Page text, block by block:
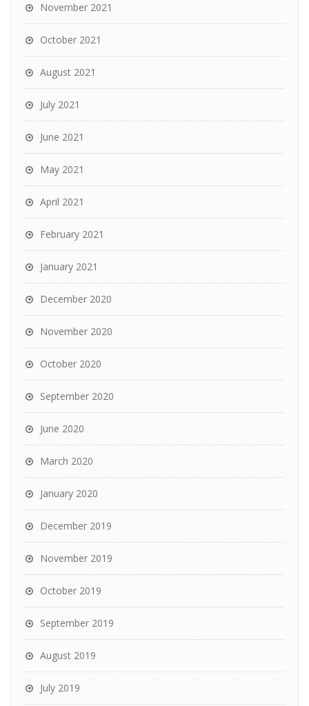
November 2021
October 2021
August 2021
July 2021
June 2021
May 2021
April 2021
February 2021
January 2021
December 2020
November 2020
October 2020
September 2020
June 2020
March 2020
January 2020
December 2019
November 2019
October 2019
September 2019
August 2019
July 2019